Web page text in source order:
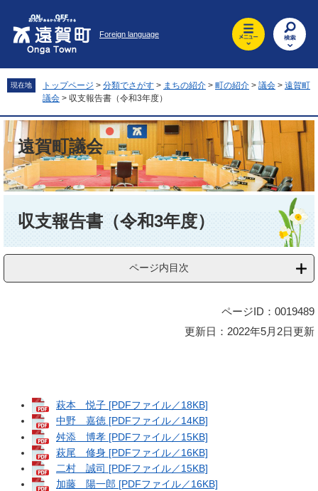
先
頭
。
を
飛
て
本
文
へ
Foreign language
現在地 トップページ > 分類でさがす > まちの紹介 > 町の紹介 > 議会 > 遠賀町
議会 > 収支報告書（令和3年度）
遠賀町議会
収支報告書（令和3年度）
ページ内目次
ページID：0019489
更新日：2022年5月2日更新
萩本 悦子 [PDFファイル／18KB]
中野 嘉徳 [PDFファイル／14KB]
舛添 博孝 [PDFファイル／15KB]
萩尾 修身 [PDFファイル／16KB]
二村 誠司 [PDFファイル／15KB]
加藤 陽一郎 [PDFファイル／16KB]